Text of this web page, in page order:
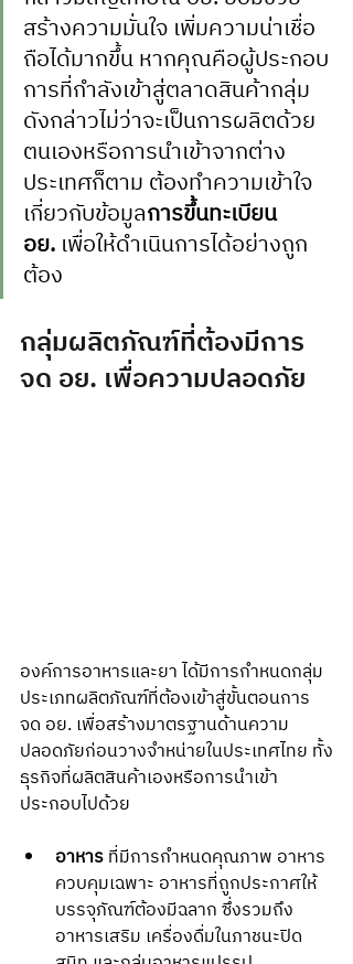
สร้างความมั่นใจ เพิ่มความน่าเชื่อ
ถือได้มากขึ้น หากคุณคือผู้ประกอบ
การที่กำลังเข้าสู่ตลาดสินค้ากลุ่ม
ดังกล่าวไม่ว่าจะเป็นการผลิตด้วย
ตนเองหรือการนำเข้าจากต่าง
ประเทศก็ตาม ต้องทำความเข้าใจ
เกี่ยวกับข้อมูลการขึ้นทะเบียน
อย. เพื่อให้ดำเนินการได้อย่างถูก
ต้อง
กลุ่มผลิตภัณฑ์ที่ต้องมีการ
จด อย. เพื่อความปลอดภัย
องค์การอาหารและยา ได้มีการกำหนดกลุ่ม
ประเภทผลิตภัณฑ์ที่ต้องเข้าสู่ขั้นตอนการ
จด อย. เพื่อสร้างมาตรฐานด้านความ
ปลอดภัยก่อนวางจำหน่ายในประเทศไทย ทั้ง
ธุรกิจที่ผลิตสินค้าเองหรือการนำเข้า
ประกอบไปด้วย
อาหาร ที่มีการกำหนดคุณภาพ อาหาร
ควบคุมเฉพาะ อาหารที่ถูกประกาศให้
บรรจุภัณฑ์ต้องมีฉลาก ซึ่งรวมถึง
อาหารเสริม เครื่องดื่มในภาชนะปิด